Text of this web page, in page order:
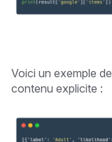
Voici un exemple
contenu explicite :